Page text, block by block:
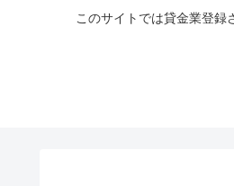
このサイトでは貸金業登録